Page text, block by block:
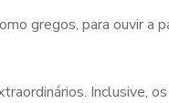
gregos, para ouvir a
Inclusive,